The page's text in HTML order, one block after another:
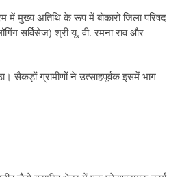
में मुख्य अतिथि के रूप में बोकारो जिला परिषद
सर्विसेज) श्री यू. वी. रमना राव और
सैकड़ों ग्रामीणों ने उत्साहपूर्वक इसमें भाग